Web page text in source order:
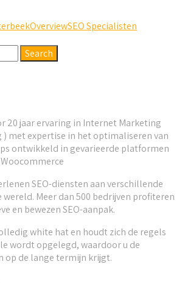
OverviewSEO Specialisten
20 jaar ervaring in Internet Marketing
) met expertise in het optimaliseren van
ontwikkeld in gevarieerde platformen
SEO-diensten aan verschillende
Meer dan 500 bedrijven profiteren
en bewezen SEO-aanpak.
white hat en houdt zich de regels
wordt opgelegd, waardoor u de
op de lange termijn krijgt.